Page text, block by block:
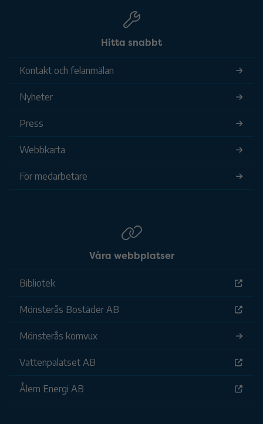
Hitta snabbt
Kontakt och felanmälan
Nyheter
Press
Webbkarta
För medarbetare
Våra webbplatser
Bibliotek
Mönsterås Bostäder AB
Mönsterås komvux
Vattenpalatset AB
Ålem Energi AB